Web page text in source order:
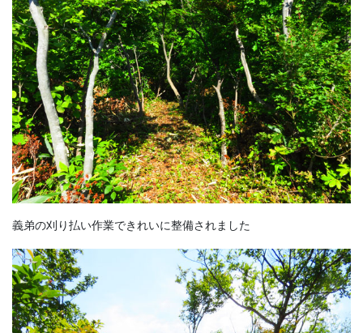
義弟の刈り払い作業できれいに整備されました